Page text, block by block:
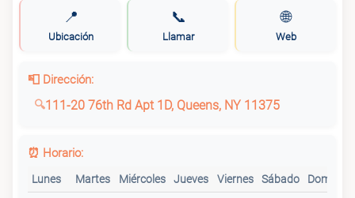
📍
Ubicación
📞
Llamar
🌐
Web
📮 Dirección:
111-20 76th Rd Apt 1D, Queens, NY 11375
⏰ Horario:
Lunes Martes Miércoles Jueves Viernes Sábado Domingo